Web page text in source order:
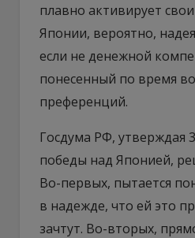
плавно активирует
Японии, вероятно,
если не денежной
понесенный по время
преференций.
Госдума РФ, утверждая
победы над Японией,
Во-первых, пытается
в надежде, что ей это
зачтут. Во-вторых,